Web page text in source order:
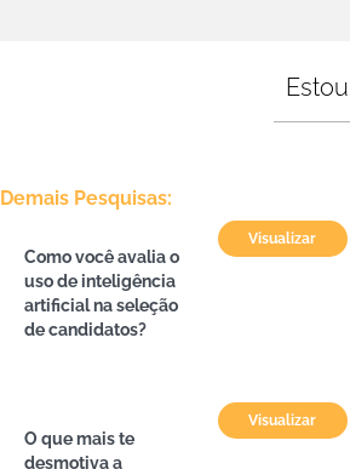
Demais Pesquisas:
Como você avalia o
uso de inteligência
artificial na seleção
de candidatos?
Visualizar
O que mais te
desmotiva a
Visualizar